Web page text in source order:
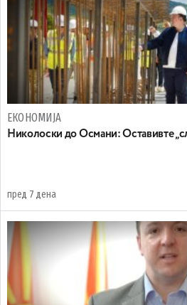
ЕКОНОМИЈА
Николоски до Османи: Oставивте
пред 7 дена